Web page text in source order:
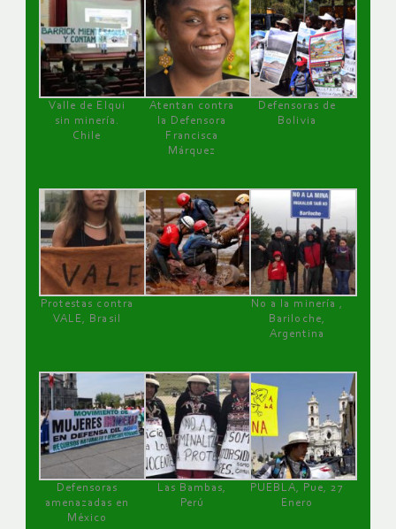
Valle de Elqui
sin minería.
Chile
Atentan contra
la Defensora
Francisca
Márquez
Defensoras de
Bolivia
Protestas contra
VALE, Brasil
No a la minería ,
Bariloche,
Argentina
Defensoras
amenazadas en
México
Las Bambas,
Perú
PUEBLA, Pue, 27
Enero